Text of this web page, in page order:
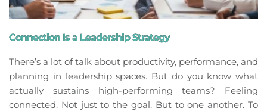
Connection Is a Leadership Strategy
There’s a lot of talk about productivity, performance, and
planning in leadership spaces. But do you know what
actually sustains high-performing teams? Feeling
connected. Not just to the goal. But to one another. To